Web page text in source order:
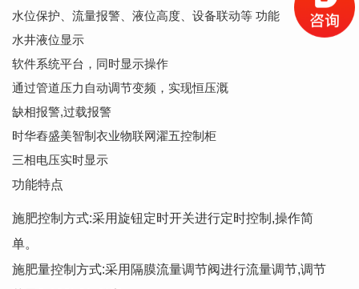
水位保护、流量报警、液位高度、设备联动等 功能
水井液位显示
软件系统平台，同时显示操作
通过管道压力自动调节变频，实现恒压溉
缺相报警,过载报警
时华舂盛美智制衣业物联网濯五控制柜
三相电压实时显示
功能特点
施肥控制方式:采用旋钮定时开关进行定时控制,操作简
单。
施肥量控制方式:采用隔膜流量调节阀进行流量调节,调节